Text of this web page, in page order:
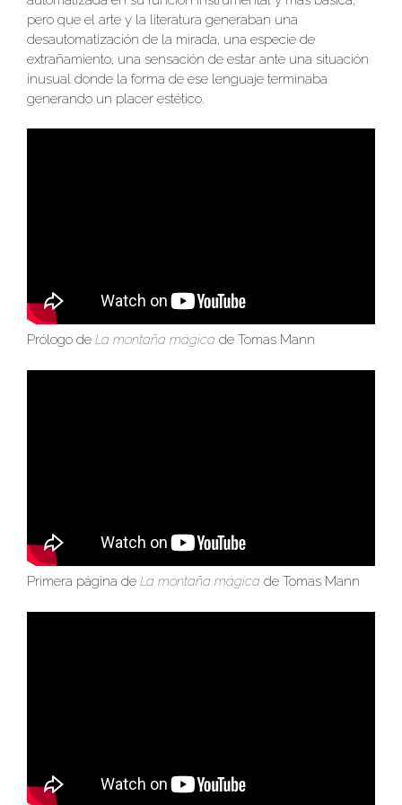
pero que el arte y la literatura generaban una
desautomatización de la mirada, una especie de
extrañamiento, una sensación de estar ante una situación
inusual donde la forma de ese lenguaje terminaba
generando un placer estético.
Prólogo de La montaña mágica de Tomas Mann
Primera página de La montaña mágica de Tomas Mann